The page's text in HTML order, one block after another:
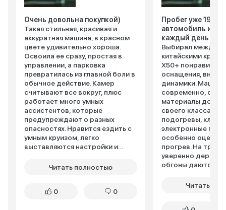
Очень довольна покупкой)
Такая стильная, красивая и
аккуратная машина, в красном
цвете удивительно хороша.
Освоила ее сразу, простая в
управлении, а парковка
превратилась из главной боли в
обычное действие. Камер
считывают все вокруг, плюс
работает много умных
ассистентов, которые
предупреждают о разных
опасностях. Нравится ездить с
умным круизом, легко
выставляются настройки и
притормаживает сама, когда
Читать полностью
0 0
Пробег уже 19
автомобиль
каждый день
Выбирал между
китайскими
X50+ понравился
оснащения,
динамики.
современно,
материалы
своего класса.
подогревы,
электронные
особенно оценил
прогрев. На
уверенно держит
обгоны даются
пределах 7,8-8,3
Читать